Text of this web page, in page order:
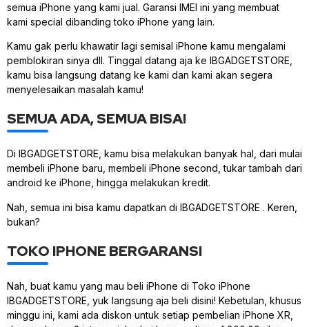
semua iPhone yang kami jual. Garansi IMEI ini yang membuat
kami special dibanding toko iPhone yang lain.
Kamu gak perlu khawatir lagi semisal iPhone kamu mengalami
pemblokiran sinya dll. Tinggal datang aja ke IBGADGETSTORE,
kamu bisa langsung datang ke kami dan kami akan segera
menyelesaikan masalah kamu!
SEMUA ADA, SEMUA BISA!
Di IBGADGETSTORE, kamu bisa melakukan banyak hal, dari mulai
membeli iPhone baru, membeli iPhone second, tukar tambah dari
android ke iPhone, hingga melakukan kredit.
Nah, semua ini bisa kamu dapatkan di IBGADGETSTORE . Keren,
bukan?
TOKO IPHONE BERGARANSI
Nah, buat kamu yang mau beli iPhone di Toko iPhone
IBGADGETSTORE, yuk langsung aja beli disini! Kebetulan, khusus
minggu ini, kami ada diskon untuk setiap pembelian iPhone XR,